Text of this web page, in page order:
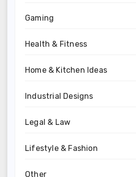
Gaming
Health & Fitness
Home & Kitchen Ideas
Industrial Designs
Legal & Law
Lifestyle & Fashion
Other